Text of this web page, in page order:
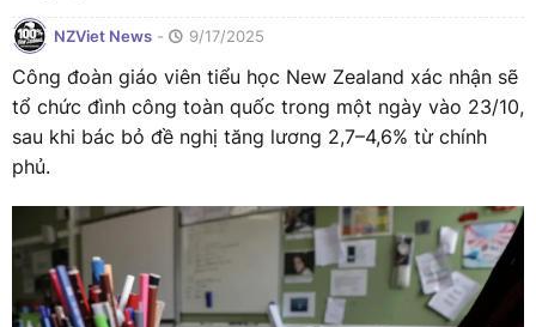
NZViet News - 9/17/2025
Công đoàn giáo viên tiểu học New Zealand xác nhận sẽ
tổ chức đình công toàn quốc trong một ngày vào 23/10,
sau khi bác bỏ đề nghị tăng lương 2,7–4,6% từ chính
phủ.